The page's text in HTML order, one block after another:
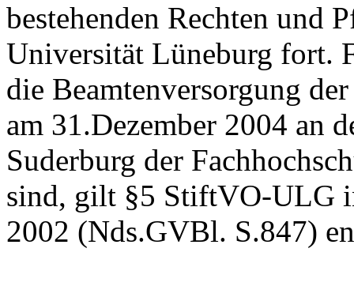
bestehenden Rechten und
Universität Lüneburg fort.
die Beamtenversorgung
am 31.Dezember 2004 an
Suderburg der
sind, gilt §5 StiftVO-ULG
2002 (Nds.GVBl. S.847)